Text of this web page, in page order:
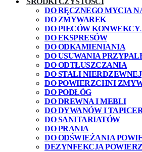
DO RĘCZNEGO MYCIA
DO ZMYWAREK
DO PIECÓW
DO EKSPRESÓW
DO ODKAMIENIANIA
DO USUWANIA
DO ODTŁUSZCZANIA
DO STALI NIERDZEWNEJ
DO POWIERZCHNI
DO PODŁÓG
DO DREWNA I MEBLI
DO DYWANÓW I
DO SANITARIATÓW
DO PRANIA
DO ODŚWIEŻANIA
DEZYNFEKCJA